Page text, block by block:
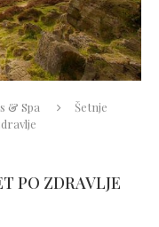
& Spa
Šetnje
PO ZDRAVLJE